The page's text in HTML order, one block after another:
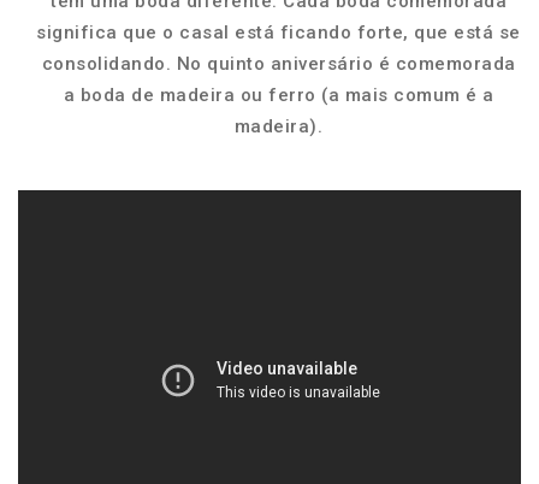
significa que o casal está ficando forte, que está se
consolidando. No quinto aniversário é comemorada
a boda de madeira ou ferro (a mais comum é a
madeira).